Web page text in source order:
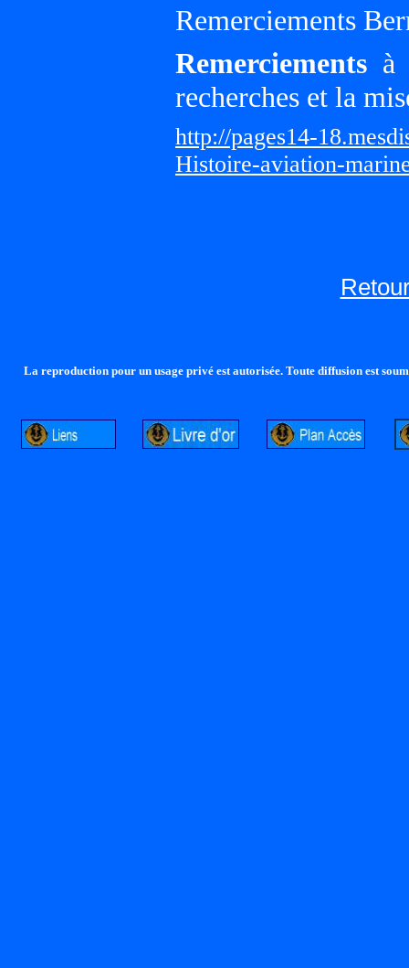
Remerciements
Remerciements à
recherches et la
http://pages14-
Histoire-aviation-
La reproduction pour un usage privé est autorisée. Toute diffusion est